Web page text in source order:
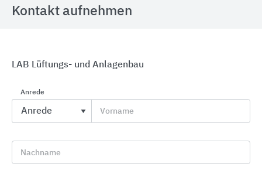
Amroc Baustoffe
Kontakt aufnehmen
LAB Lüftungs- und Anlagenbau
Anrede
Vorname
Nachname